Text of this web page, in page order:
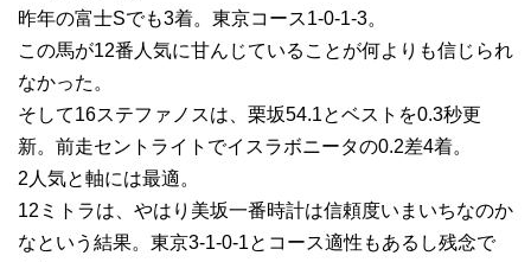
昨年の富士Sでも3着。東京コース1-0-1-3。
この馬が12番人気に甘んじていることが何よりも信じられ
なかった。
そして16ステファノスは、栗坂54.1とベストを0.3秒更
新。前走セントライトでイスラボニータの0.2差4着。
2人気と軸には最適。
12ミトラは、やはり美坂一番時計は信頼度いまいちなのか
なという結果。東京3-1-0-1とコース適性もあるし残念で